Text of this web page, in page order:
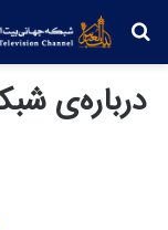
جستجو
درباره‌ی